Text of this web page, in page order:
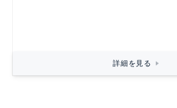
詳細を見る